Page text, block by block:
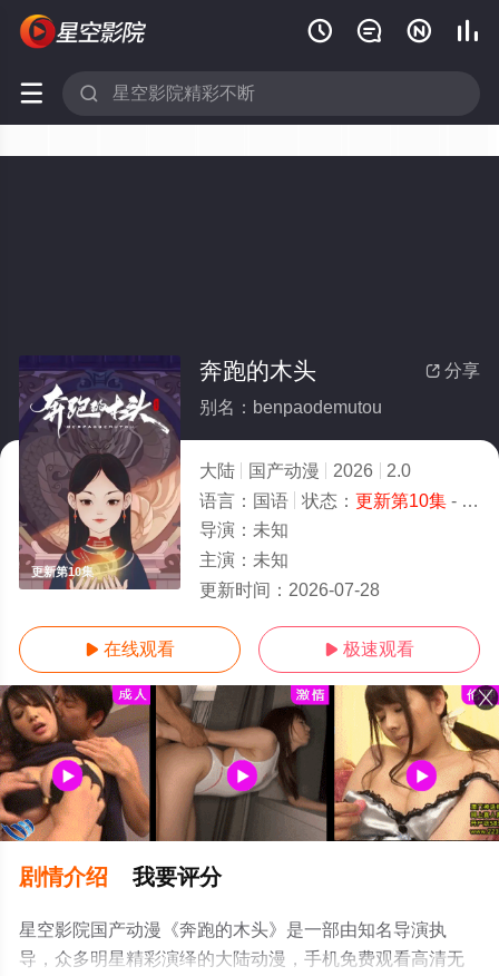
   
 
更新第10集
 分享
奔跑的木头
别名：benpaodemutou
大陆 国产动漫 2026
2.0
语言： 国语 状态： 更新第10集- 免费观看
导演： 未知
主演： 未知
更新时间： 2026-07-28
 在线观看  极速观看
剧情介绍 我要评分
星空影院国产动漫《奔跑的木头》是一部由知名导演执
导，众多明星精彩演绎的大陆动漫，手机免费观看高清无